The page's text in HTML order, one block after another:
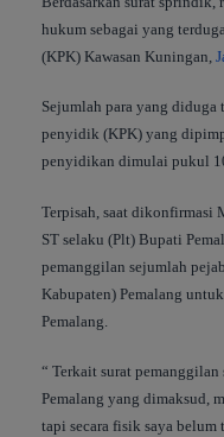
hukum sebagai yang
(KPK) Kawasan Kuningan,
Sejumlah para yang
penyidik (KPK) yang
penyidikan dimulai pukul
Terpisah, saat dikonfirmasi
ST selaku (Plt) Bupati
pemanggilan sejumlah
Kabupaten) Pemalang
Pemalang.
“ Terkait surat
Pemalang yang dimaksud,
tapi secara fisik saya belum